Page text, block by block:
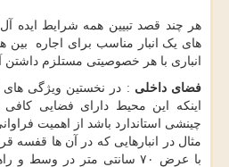
هر چند قصد تبیین همه شرایط ایده آل
های یک انبار مناسب برای اجاره بین
انباری با هر خصوصیتی مستلزم
فضای داخلی : در نخستین ویژگی های
اینکه این محیط دارای فضایی
چینشی استاندارد باشد از اهمیت
مثال در انبارهایی که در آن ها قفسه
با عرض ۷۰ سانتی متر در